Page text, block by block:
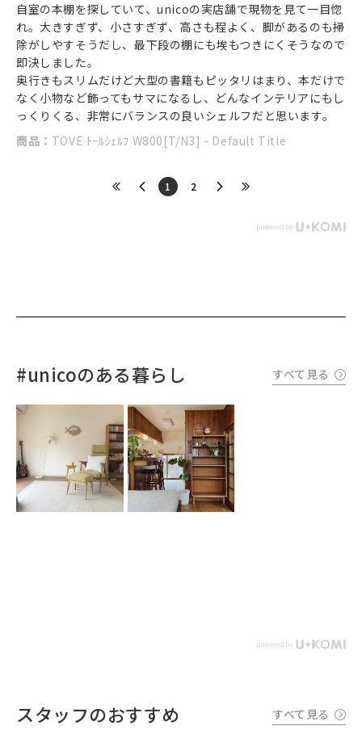
自室の本棚を探していて、unicoの実店舗で現物を見て一目惚
れ。大きすぎず、小さすぎず、高さも程よく、脚があるのも掃
除がしやすそうだし、最下段の棚にも埃もつきにくそうなので
即決しました。
奥行きもスリムだけど大型の書籍もピッタリはまり、本だけで
なく小物など飾ってもサマになるし、どんなインテリアにもし
っくりくる、非常にバランスの良いシェルフだと思います。
商品： TOVE ﾄｰﾙｼｪﾙﾌ W800[T/N3] - Default Title
​1 ​2
#unicoのある暮らし すべて見る
スタッフのおすすめ すべて見る